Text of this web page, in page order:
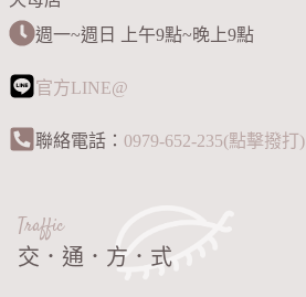
週一~週日 上午9點~晚上9點
官方LINE@
聯絡電話： 0979-652-235(點擊撥打)
Traffic
交．通．方．式